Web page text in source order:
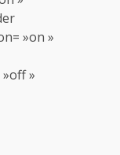
»on »
»